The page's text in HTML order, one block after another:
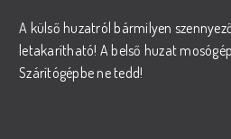
A külső huzatról bármilyen
letakarítható! A belső huzat
Szárítógépbe ne tedd!